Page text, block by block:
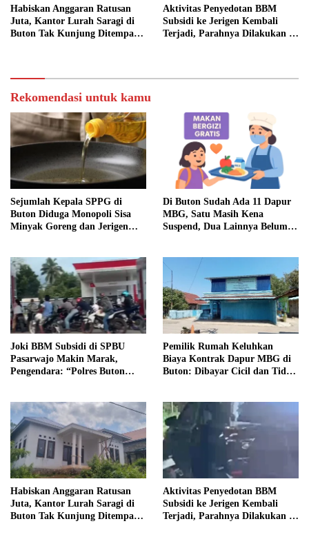
Habiskan Anggaran Ratusan
Juta, Kantor Lurah Saragi di
Buton Tak Kunjung Ditempati,
Aktivitas Penyedotan BBM
Subsidi ke Jerigen Kembali
Terjadi, Parahnya Dilakukan di
Rekomendasi untuk kamu
Sejumlah Kepala SPPG di
Buton Diduga Monopoli Sisa
Minyak Goreng dan Jerigen
Di Buton Sudah Ada 11 Dapur
MBG, Satu Masih Kena
Suspend, Dua Lainnya Belum
Joki BBM Subsidi di SPBU
Pasarwajo Makin Marak,
Pengendara: “Polres Buton
Pemilik Rumah Keluhkan
Biaya Kontrak Dapur MBG di
Buton: Dibayar Cicil dan Tidak
Habiskan Anggaran Ratusan
Juta, Kantor Lurah Saragi di
Buton Tak Kunjung Ditempati,
Aktivitas Penyedotan BBM
Subsidi ke Jerigen Kembali
Terjadi, Parahnya Dilakukan di